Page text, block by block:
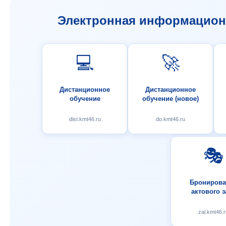
Электронная
💻
Дистанционное
обучение
dist.kmt46.ru
🚀
Дистанционное
обучение (новое)
do.kmt46.ru
🎭
актового